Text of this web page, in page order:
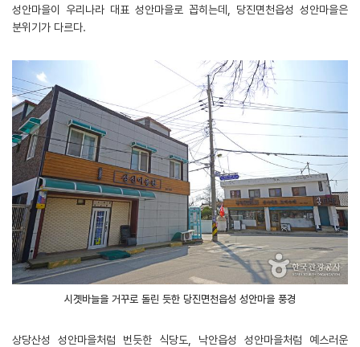
성안마을이 우리나라 대표 성안마을로 꼽히는데, 당진면천읍성 성안마을은
분위기가 다르다.
시곗바늘을 거꾸로 돌린 듯한 당진면천읍성 성안마을 풍경
상당산성 성안마을처럼 번듯한 식당도, 낙안읍성 성안마을처럼 예스러운